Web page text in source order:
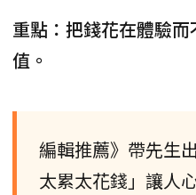
重點：把錢花在體驗
值。
編輯推薦》帶先生
太累太花錢」讓人